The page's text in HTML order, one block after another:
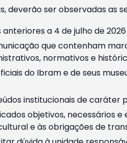
deverão ser observadas as
a 4 de julho de
que contenham
normativos e
do Ibram e de seus
institucionais de caráter
objetivos, necessários
e às obrigações de